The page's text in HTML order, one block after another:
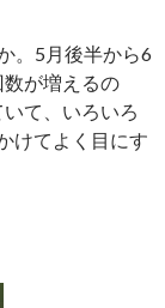
。5月後半から6
が増えるの
て、いろいろ
けてよく目にす